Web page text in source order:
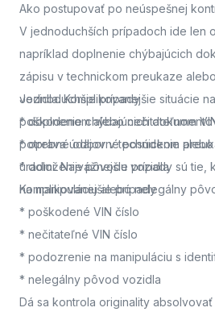
Ako postupovať po neúspešnej
V jednoduchších prípadoch ide len
napríklad doplnenie chýbajúcich
zápisu v technickom preukaze
vozidla. Komplikovanejšie situácie
poškodenom alebo nečitateľnom
potrebné odborné posúdenie alebo
úradmi. Najvážnejšie prípady sú
na manipuláciu alebo nelegálny
Jednoduchšie prípady
* doplnenie chýbajúcich
* oprava údajov v technickom
* doloženie pôvodu vozidla
Komplikovanejšie prípady
* poškodené VIN číslo
* nečitateľné VIN číslo
* podozrenie na manipuláciu s
* nelegálny pôvod vozidla
Dá sa kontrola originality